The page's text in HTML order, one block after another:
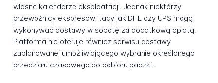
własne kalendarze eksploatacji. Jednak niektórzy
przewoźnicy ekspresowi tacy jak DHL czy UPS mogą
wykonywać dostawy w sobotę za dodatkową opłatą.
Platforma nie oferuje również serwisu dostawy
zaplanowanej umożliwiającego wybranie określonego
przedziału czasowego do odbioru paczki.